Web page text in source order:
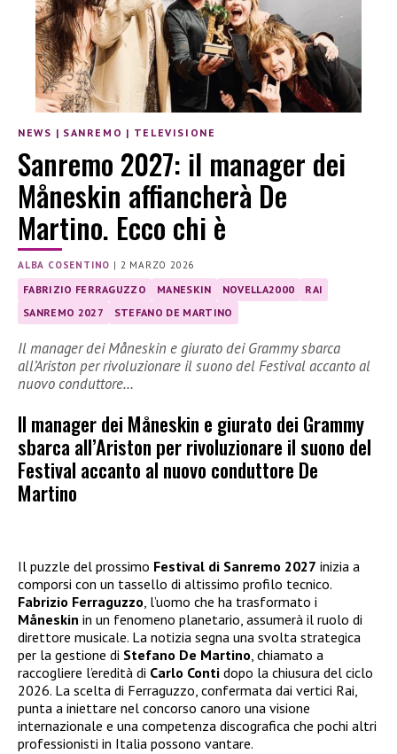
NEWS | SANREMO | TELEVISIONE
Sanremo 2027: il manager dei
Måneskin affiancherà De
Martino. Ecco chi è
ALBA COSENTINO | 2 MARZO 2026
FABRIZIO FERRAGUZZO MANESKIN NOVELLA2000
RAI
SANREMO 2027
STEFANO DE MARTINO
Il manager dei Måneskin e giurato dei Grammy sbarca
all’Ariston per rivoluzionare il suono del Festival accanto al
nuovo conduttore…
Il manager dei Måneskin e giurato dei Grammy
sbarca all’Ariston per rivoluzionare il suono del
Festival accanto al nuovo conduttore De
Martino
Il puzzle del prossimo Festival di Sanremo 2027 inizia a
comporsi con un tassello di altissimo profilo tecnico.
Fabrizio Ferraguzzo, l’uomo che ha trasformato i
Måneskin in un fenomeno planetario, assumerà il ruolo di
direttore musicale. La notizia segna una svolta strategica
per la gestione di Stefano De Martino, chiamato a
raccogliere l’eredità di Carlo Conti dopo la chiusura del ciclo
2026. La scelta di Ferraguzzo, confermata dai vertici Rai,
punta a iniettare nel concorso canoro una visione
internazionale e una competenza discografica che pochi altri
professionisti in Italia possono vantare.